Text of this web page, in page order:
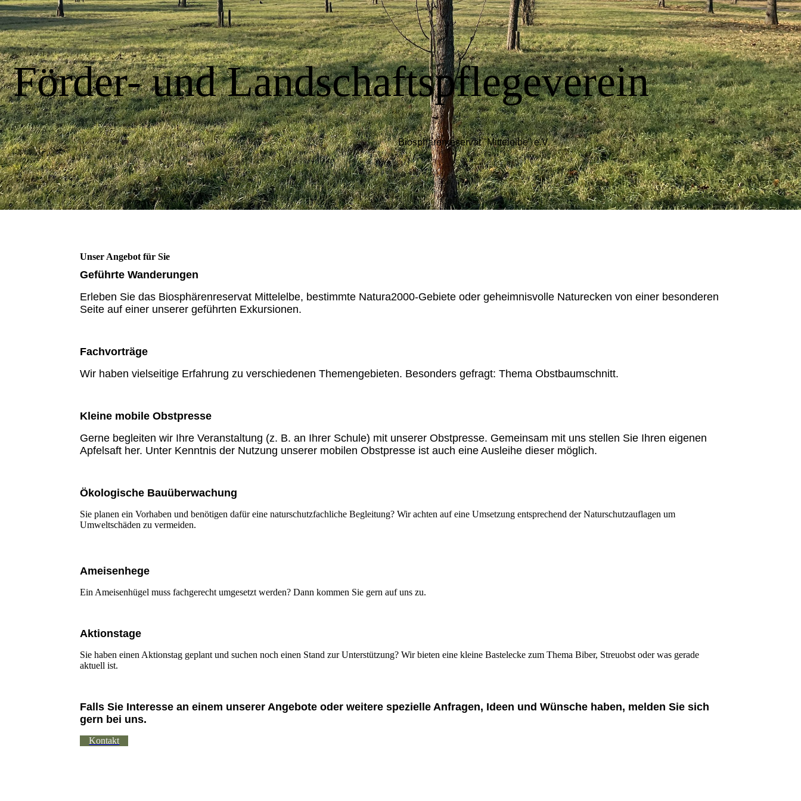
Förder- und Landschaftspflegeverein
Biosphärenreservat "Mittelelbe" e.V.
Unser Angebot für Sie
Geführte Wanderungen
Erleben Sie das Biosphärenreservat Mittelelbe, bestimmte Natura2000-Gebiete oder geheimnisvolle Naturecken von einer besonderen
Seite auf einer unserer geführten Exkursionen.
Fachvorträge
Wir haben vielseitige Erfahrung zu verschiedenen Themengebieten. Besonders gefragt: Thema Obstbaumschnitt.
Kleine mobile Obstpresse
Gerne begleiten wir Ihre Veranstaltung (z. B. an Ihrer Schule) mit unserer Obstpresse. Gemeinsam mit uns stellen Sie Ihren eigenen
Apfelsaft her. Unter Kenntnis der Nutzung unserer mobilen Obstpresse ist auch eine Ausleihe dieser möglich.
Ökologische Bauüberwachung
Sie planen ein Vorhaben und benötigen dafür eine naturschutzfachliche Begleitung? Wir achten auf eine Umsetzung entsprechend der Naturschutzauflagen um
Umweltschäden zu vermeiden.
Ameisenhege
Ein Ameisenhügel muss fachgerecht umgesetzt werden? Dann kommen Sie gern auf uns zu.
Aktionstage
Sie haben einen Aktionstag geplant und suchen noch einen Stand zur Unterstützung? Wir bieten eine kleine Bastelecke zum Thema Biber, Streuobst oder was gerade
aktuell ist.
Falls Sie Interesse an einem unserer Angebote oder weitere spezielle Anfragen, Ideen und Wünsche haben, melden Sie sich
gern bei uns.
Kontakt